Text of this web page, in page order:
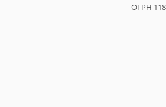
ОГРН